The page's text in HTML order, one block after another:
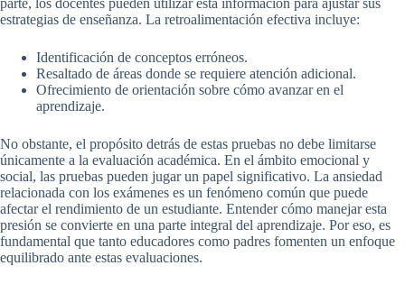
estrategias de enseñanza. La retroalimentación efectiva incluye:
Identificación de conceptos erróneos.
Resaltado de áreas donde se requiere atención adicional.
Ofrecimiento de orientación sobre cómo avanzar en el
aprendizaje.
No obstante, el propósito detrás de estas pruebas no debe limitarse
únicamente a la evaluación académica. En el ámbito emocional y
social, las pruebas pueden jugar un papel significativo. La ansiedad
relacionada con los exámenes es un fenómeno común que puede
afectar el rendimiento de un estudiante. Entender cómo manejar esta
presión se convierte en una parte integral del aprendizaje. Por eso, es
fundamental que tanto educadores como padres fomenten un enfoque
equilibrado ante estas evaluaciones.